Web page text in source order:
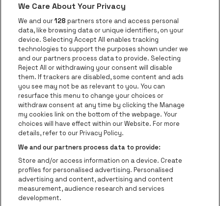
Over be•at
be•at App
be•at Tickets
be•at Business
Nieuws
Pers
Contact
Instagram
Facebook
Threads
TiktokYoutube
Be-At Venues
Schijnpoortweg 119, 2170 Antwerpen
BTW (BE) 0461.051.688 - RPR Antwerpen
BNP Paribas Fortis - IBAN: BE93 2200 4925 0067 - BIC:
We Care About Your Privacy
We and our128 partners store and access personal
data, like browsing data or unique identifiers, on your
device. Selecting Accept All enables tracking
technologies to support the purposes shown under we
and our partners process data to provide. Selecting
Reject All or withdrawing your consent will disable
them. If trackers are disabled, some content and ads
you see may not be as relevant to you. You can
resurface this menu to change your choices or
withdraw consent at any time by clicking the Manage
my cookies link on the bottom of the webpage. Your
choices will have effect within our Website. For more
details, refer to our Privacy Policy.
We and our partners process data to provide:
Store and/or access information on a device. Create
profiles for personalised advertising. Personalised
advertising and content, advertising and content
measurement, audience research and services
development.